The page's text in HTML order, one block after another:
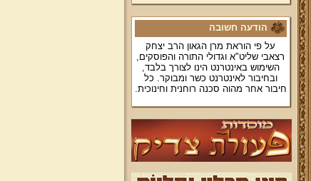
הודעה חשובה
על פי הוראת מרן הגאון הרב יצחק
רצאבי שליט"א וגדולי התורה והפוסקים,
השימוש באינטרנט הינו לצורך בלבד,
ובחיבור לאינטרנט כשר ומבוקר. כל
חיבור אחר מהוה סכנה רוחנית וחינוכית.